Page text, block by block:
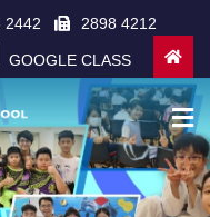
2442 2898 4212
GOOGLE CLASS